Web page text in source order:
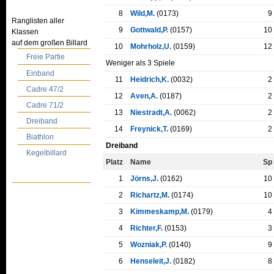
Ranglisten aller
Klassen
auf dem großen Billard
Freie Partie
Einband
Cadre 47/2
Cadre 71/2
Dreiband
Biathlon
Kegelbillard
8
Wild,M. (0173)
9
9
Gottwald,P. (0157)
10
10
Mohrholz,U. (0159)
12
Weniger als 3 Spiele
11
Heidrich,K. (0032)
2
12
Aven,A. (0187)
2
13
Niestradt,A. (0062)
2
14
Freynick,T. (0169)
2
Dreiband
Platz
Name
Sp
1
Jörns,J. (0162)
10
2
Richartz,M. (0174)
10
3
Kimmeskamp,M. (0179)
4
4
Richter,F. (0153)
3
5
Wozniak,P. (0140)
9
6
Henseleit,J. (0182)
8